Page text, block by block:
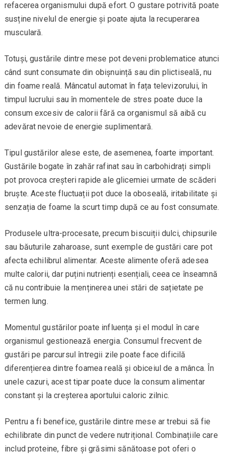
refacerea organismului după efort. O gustare potrivită poate
susține nivelul de energie și poate ajuta la recuperarea
musculară.
Totuși, gustările dintre mese pot deveni problematice atunci
când sunt consumate din obișnuință sau din plictiseală, nu
din foame reală. Mâncatul automat în fața televizorului, în
timpul lucrului sau în momentele de stres poate duce la
consum excesiv de calorii fără ca organismul să aibă cu
adevărat nevoie de energie suplimentară.
Tipul gustărilor alese este, de asemenea, foarte important.
Gustările bogate în zahăr rafinat sau în carbohidrați simpli
pot provoca creșteri rapide ale glicemiei urmate de scăderi
bruște. Aceste fluctuații pot duce la oboseală, iritabilitate și
senzația de foame la scurt timp după ce au fost consumate.
Produsele ultra-procesate, precum biscuiții dulci, chipsurile
sau băuturile zaharoase, sunt exemple de gustări care pot
afecta echilibrul alimentar. Aceste alimente oferă adesea
multe calorii, dar puțini nutrienți esențiali, ceea ce înseamnă
că nu contribuie la menținerea unei stări de sațietate pe
termen lung.
Momentul gustărilor poate influența și el modul în care
organismul gestionează energia. Consumul frecvent de
gustări pe parcursul întregii zile poate face dificilă
diferențierea dintre foamea reală și obiceiul de a mânca. În
unele cazuri, acest tipar poate duce la consum alimentar
constant și la creșterea aportului caloric zilnic.
Pentru a fi benefice, gustările dintre mese ar trebui să fie
echilibrate din punct de vedere nutrițional. Combinațiile care
includ proteine, fibre și grăsimi sănătoase pot oferi o